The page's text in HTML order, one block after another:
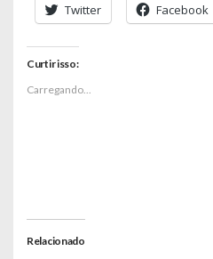
Twitter Facebook
Curtir isso:
Carregando...
Relacionado